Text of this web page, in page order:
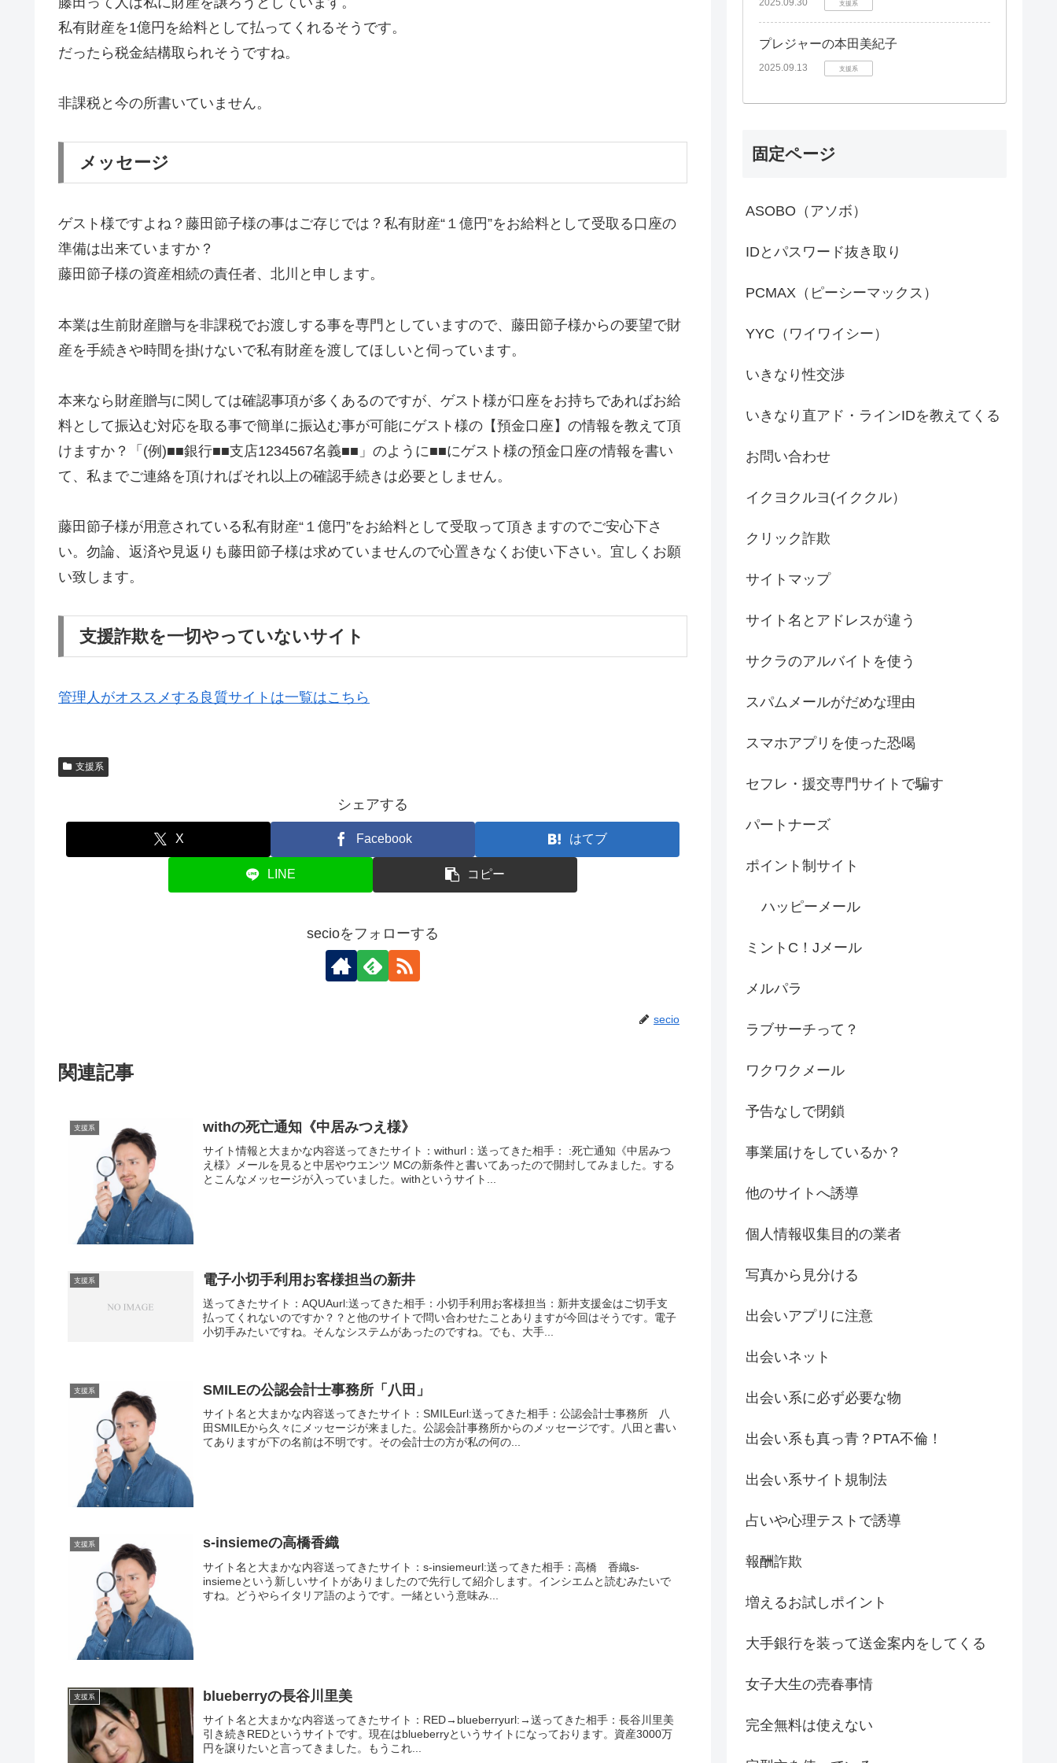
私有財産を1億円を給料として払ってくれるそうです。
だったら税金結構取られそうですね。
非課税と今の所書いていません。
メッセージ
ゲスト様ですよね？藤田節子様の事はご存じでは？私有財産“１億円”をお給料として受取る口座の
準備は出来ていますか？
藤田節子様の資産相続の責任者、北川と申します。
本業は生前財産贈与を非課税でお渡しする事を専門としていますので、藤田節子様からの要望で財
産を手続きや時間を掛けないで私有財産を渡してほしいと伺っています。
本来なら財産贈与に関しては確認事項が多くあるのですが、ゲスト様が口座をお持ちであればお給
料として振込む対応を取る事で簡単に振込む事が可能にゲスト様の【預金口座】の情報を教えて頂
けますか？「(例)■■銀行■■支店1234567名義■■」のように■■にゲスト様の預金口座の情報を書い
て、私までご連絡を頂ければそれ以上の確認手続きは必要としません。
藤田節子様が用意されている私有財産“１億円”をお給料として受取って頂きますのでご安心下さ
い。勿論、返済や見返りも藤田節子様は求めていませんので心置きなくお使い下さい。宜しくお願
い致します。
支援詐欺を一切やっていないサイト
管理人がオススメする良質サイトは一覧はこちら
支援系
シェアする
X Facebook はてブ
LINE コピー
secioをフォローする
secio
関連記事
支援系 withの死亡通知《中居みつえ様》
サイト情報と大まかな内容送ってきたサイト：withurl：送ってきた相手： :死亡通知《中居みつ
え様》メールを見ると中居やウエンツ MCの新条件と書いてあったので開封してみました。する
とこんなメッセージが入っていました。withというサイト...
支援系 電子小切手利用お客様担当の新井
送ってきたサイト：AQUAurl:送ってきた相手：小切手利用お客様担当：新井支援金はご切手支
払ってくれないのですか？？と他のサイトで問い合わせたことありますが今回はそうです。電子
小切手みたいですね。そんなシステムがあったのですね。でも、大手...
支援系 SMILEの公認会計士事務所「八田」
サイト名と大まかな内容送ってきたサイト：SMILEurl:送ってきた相手：公認会計士事務所 八
田SMILEから久々にメッセージが来ました。公認会計事務所からのメッセージです。八田と書い
てありますが下の名前は不明です。その会計士の方が私の何の...
支援系 s-insiemeの高橋香織
サイト名と大まかな内容送ってきたサイト：s-insiemeurl:送ってきた相手：高橋 香織s-
insiemeという新しいサイトがありましたので先行して紹介します。インシエムと読むみたいで
すね。どうやらイタリア語のようです。一緒という意味み...
支援系 blueberryの長谷川里美
サイト名と大まかな内容送ってきたサイト：RED→blueberryurl:→送ってきた相手：長谷川里美
引き続きREDというサイトです。現在はblueberryというサイトになっております。資産3000万
円を譲りたいと言ってきました。もうこれ...
2025.09.30 支援系
プレジャーの本田美紀子
2025.09.13 支援系
固定ページ
ASOBO（アソボ）
IDとパスワード抜き取り
PCMAX（ピーシーマックス）
YYC（ワイワイシー）
いきなり性交渉
いきなり直アド・ラインIDを教えてくる
お問い合わせ
イクヨクルヨ(イククル）
クリック詐欺
サイトマップ
サイト名とアドレスが違う
サクラのアルバイトを使う
スパムメールがだめな理由
スマホアプリを使った恐喝
セフレ・援交専門サイトで騙す
パートナーズ
ポイント制サイト
ハッピーメール
ミントC！Jメール
メルパラ
ラブサーチって？
ワクワクメール
予告なしで閉鎖
事業届けをしているか？
他のサイトへ誘導
個人情報収集目的の業者
写真から見分ける
出会いアプリに注意
出会いネット
出会い系に必ず必要な物
出会い系も真っ青？PTA不倫！
出会い系サイト規制法
占いや心理テストで誘導
報酬詐欺
増えるお試しポイント
大手銀行を装って送金案内をしてくる
女子大生の売春事情
完全無料は使えない